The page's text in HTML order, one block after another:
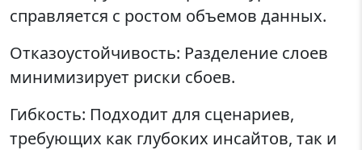
справляется с ростом объемов данных.
Отказоустойчивость: Разделение слоев
минимизирует риски сбоев.
Гибкость: Подходит для сценариев,
требующих как глубоких инсайтов, так и